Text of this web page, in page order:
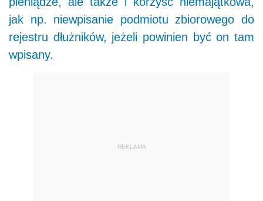
jak np. niewpisanie podmiotu zbiorowego do
rejestru dłużników, jeżeli powinien być on tam
wpisany.
REKLAMA